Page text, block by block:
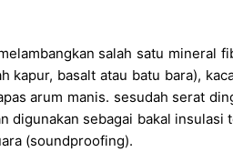
salah satu mineral
kapur, basalt atau batu bara),
arum manis. sesudah serat
sebagai bakal insulasi
(soundproofing).